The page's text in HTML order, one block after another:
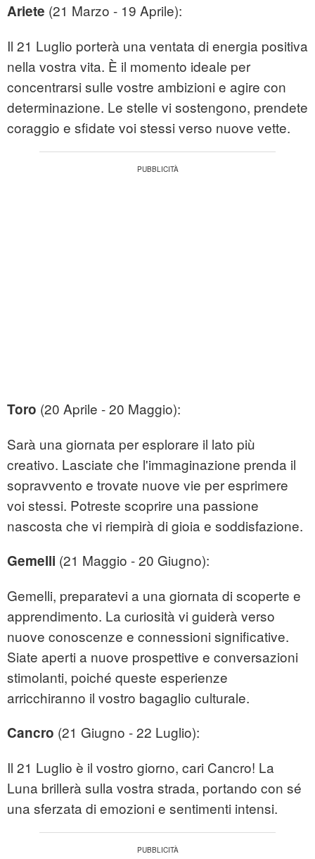
Ariete (21 Marzo - 19 Aprile):
Il 21 Luglio porterà una ventata di energia positiva
nella vostra vita. È il momento ideale per
concentrarsi sulle vostre ambizioni e agire con
determinazione. Le stelle vi sostengono, prendete
coraggio e sfidate voi stessi verso nuove vette.
Toro (20 Aprile - 20 Maggio):
Sarà una giornata per esplorare il lato più
creativo. Lasciate che l'immaginazione prenda il
sopravvento e trovate nuove vie per esprimere
voi stessi. Potreste scoprire una passione
nascosta che vi riempirà di gioia e soddisfazione.
Gemelli (21 Maggio - 20 Giugno):
Gemelli, preparatevi a una giornata di scoperte e
apprendimento. La curiosità vi guiderà verso
nuove conoscenze e connessioni significative.
Siate aperti a nuove prospettive e conversazioni
stimolanti, poiché queste esperienze
arricchiranno il vostro bagaglio culturale.
Cancro (21 Giugno - 22 Luglio):
Il 21 Luglio è il vostro giorno, cari Cancro! La
Luna brillerà sulla vostra strada, portando con sé
una sferzata di emozioni e sentimenti intensi.